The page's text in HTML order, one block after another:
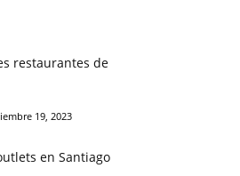
restaurantes de
19, 2023
en Santiago